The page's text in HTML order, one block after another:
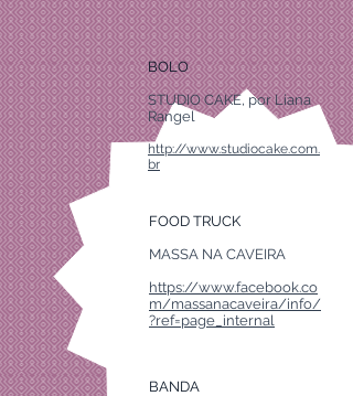
BOLO
STUDIO CAKE, por Liana
Rangel
http://www.studiocake.com.
br
FOOD TRUCK
MASSA NA CAVEIRA
https://www.facebook.co
m/massanacaveira/info/
?ref=page_internal
BANDA